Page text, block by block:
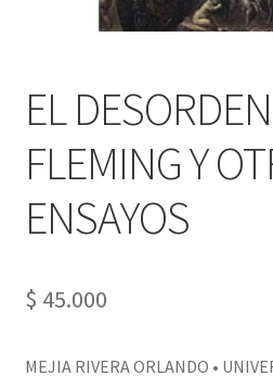
EL
FLEMING Y
ENSAYOS
$ 45.000
MEJIA RIVERA ORLANDO •